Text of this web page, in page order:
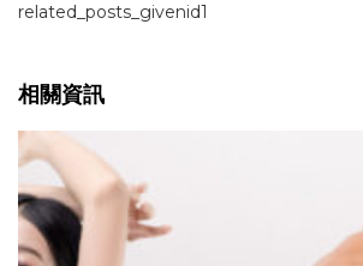
related_posts_givenid1
相關資訊